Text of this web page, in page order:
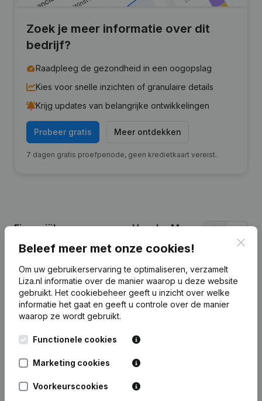
Zoek je meer informatie over dit
bedrijf?
Raadpleeg de gezondheid in een oogopslag
Kies voor snelle inzichten of granulaire details
Krijg updates van belangrijke ontwikkelingen
Probeer gratis Meer ontdekken
7 dagen gratis proefperiode, geen kredietkaart vereist.
Financiële gegevensvan Van der Meer
Vastgoed en Materieel
2025 2024 2023 2022
Eigen
vermogen
€ 22.689
Personeel 0
Beleef meer met onze cookies!
Om uw gebruikerservaring te optimaliseren, verzamelt
Liza.nl informatie over de manier waarop u deze website
gebruikt. Het cookiebeheer geeft u inzicht over welke
informatie het gaat en geeft u controle over de manier
waarop ze wordt gebruikt.
Functionele cookies
Marketing cookies
Voorkeurscookies